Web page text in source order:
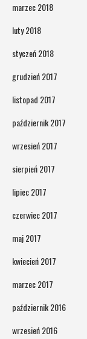
marzec 2018
luty 2018
styczeń 2018
grudzień 2017
listopad 2017
październik 2017
wrzesień 2017
sierpień 2017
lipiec 2017
czerwiec 2017
maj 2017
kwiecień 2017
marzec 2017
październik 2016
wrzesień 2016